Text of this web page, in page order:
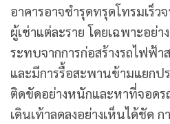
อาคารอาจชำรุดทรุดโทรมเร็
ผู้เช่าแต่ละราย โดยเฉพาะอย่
ระทบจากการก่อสร้างรถไฟฟ้
และมีการรื้อสะพานข้ามแยกป
ติดขัดอย่างหนักและหาที่จอด
เดินเท้าลดลงอย่างเห็นได้ชัด